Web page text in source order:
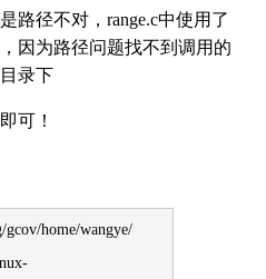
路径不对，range.c中使用了
因为路径问题找不到调用的
录下
可！
gcov/home/wangye/